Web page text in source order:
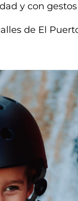
y con
de El